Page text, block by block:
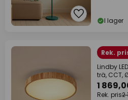
I lager
Rek.
Lindby
trä, CCT,
1
Rek. pris2